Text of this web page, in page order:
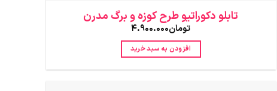
تابلو دکوراتیو طرح کوزه و برگ مدرن
تومان4.900.000
افزودن به سبد خرید